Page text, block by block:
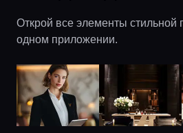
Открой все элементы стильной
одном приложении.